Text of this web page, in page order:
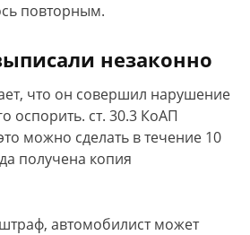
повторным.
незаконно
что он совершил нарушение
оспорить. ст. 30.3 КоАП
можно сделать в течение 10
получена копия
автомобилист может